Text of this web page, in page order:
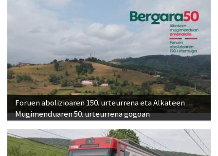
Foruen abolizioaren 150. urteurrena eta Alkateen
Mugimenduaren 50. urteurrena gogoan